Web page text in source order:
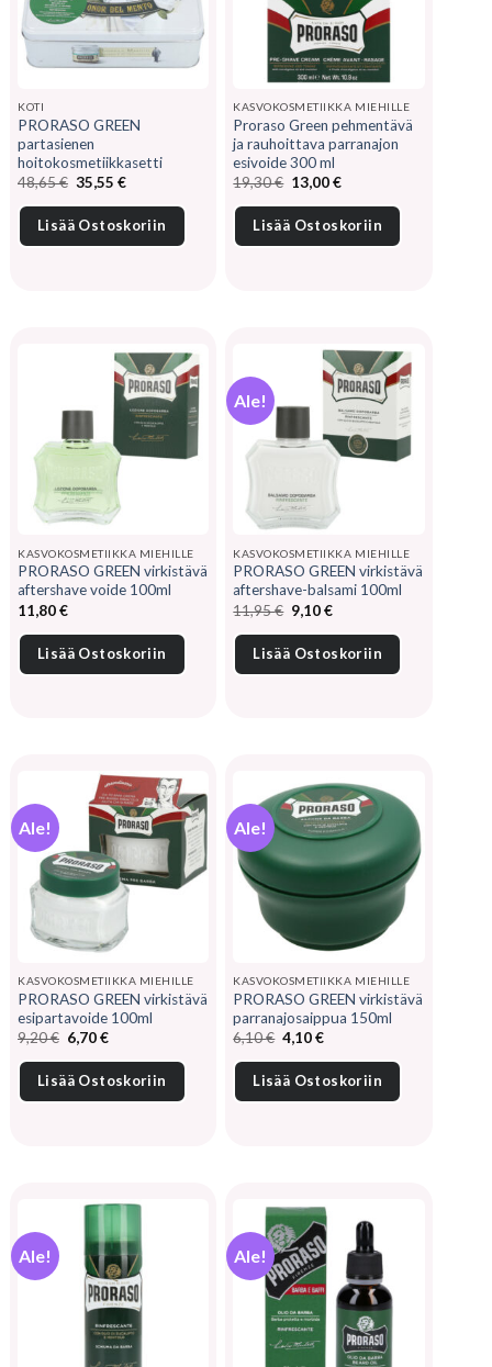
KOTI
PRORASO GREEN
partasienen
hoitokosmetiikkasetti
48,65€ Alkuperäinen
hinta
oli:
48,65 €.
35,55€Nykyinen
on:
35,55 €.
Lisää Ostoskoriin
KASVOKOSMETIIKKA MIEHILLE
Proraso Green pehmentävä
ja rauhoittava parranajon
esivoide 300 ml
19,30€ Alkuperäinen
hinta
oli:
19,30 €.
13,00€Nykyinen
on:
13,00 €.
Lisää Ostoskoriin
KASVOKOSMETIIKKA MIEHILLE
PRORASO GREEN virkistävä
aftershave voide 100ml
11,80€
Lisää Ostoskoriin
Ale!
KASVOKOSMETIIKKA MIEHILLE
PRORASO GREEN virkistävä
aftershave-balsami 100ml
11,95€ Alkuperäinen
hinta
oli:
11,95 €.
9,10€Nykyinen
on:
9,10 €.
Lisää Ostoskoriin
Ale!
KASVOKOSMETIIKKA MIEHILLE
PRORASO GREEN virkistävä
esipartavoide 100ml
9,20€ Alkuperäinen
hinta
oli:
9,20 €.
6,70€Nykyinen
on:
6,70 €.
Lisää Ostoskoriin
Ale!
KASVOKOSMETIIKKA MIEHILLE
PRORASO GREEN virkistävä
parranajosaippua 150ml
6,10€ Alkuperäinen
hinta
oli:
6,10 €.
4,10€Nykyinen
on:
4,10 €.
Lisää Ostoskoriin
Ale! Ale!